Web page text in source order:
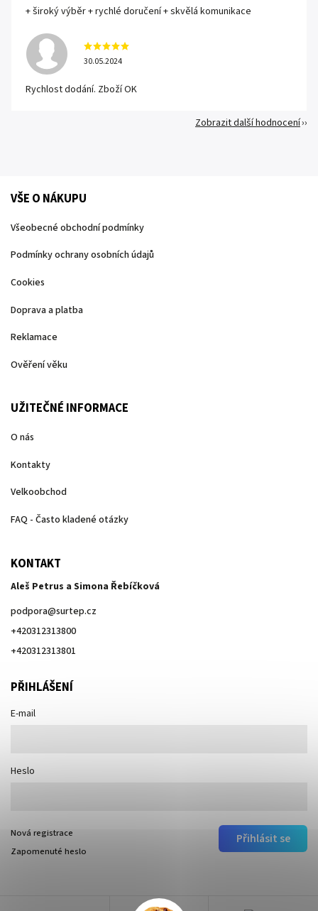
+ široký výběr + rychlé doručení + skvělá komunikace
30.05.2024
Rychlost dodání. Zboží OK
Zobrazit další hodnocení
VŠE O NÁKUPU
Všeobecné obchodní podmínky
Podmínky ochrany osobních údajů
Cookies
Doprava a platba
Reklamace
Ověření věku
UŽITEČNÉ INFORMACE
O nás
Kontakty
Velkoobchod
FAQ - Často kladené otázky
KONTAKT
Aleš Petrus a Simona Řebíčková
podpora@surtep.cz
+420312313800
+420312313801
PŘIHLÁŠENÍ
E-mail
Heslo
Přihlásit se
Nová registrace
Zapomenuté heslo